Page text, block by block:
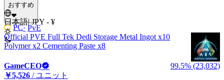
日本語|JPY - ¥
おすすめ
PC PvE
Official PVE Full Tek Dedi Storage Metal Ingot x10
Polymer x2 Cementing Paste x8
GameCEO
99.5% (23,032)
￥5,526 / ユニット